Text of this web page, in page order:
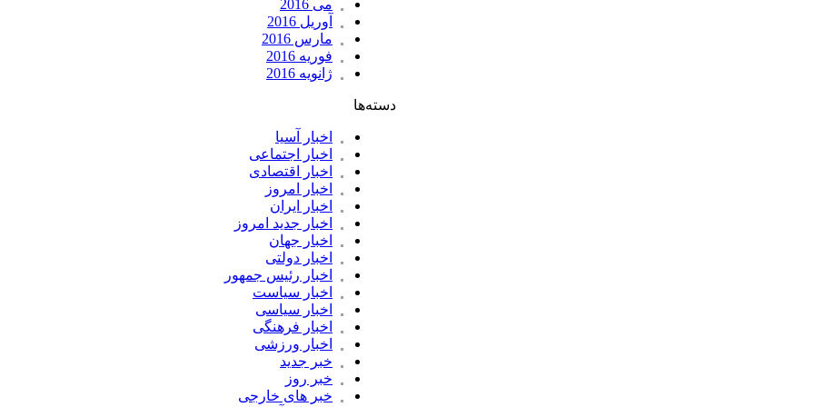
می 2016
آوریل 2016
مارس 2016
فوریه 2016
ژانویه 2016
دسته‌ها
اخبار آسیا
اخبار اجتماعی
اخبار اقتصادی
اخبار امروز
اخبار ایران
اخبار جدید امروز
اخبار جهان
اخبار دولتی
اخبار رئیس جمهور
اخبار سیاست
اخبار سیاسی
اخبار فرهنگی
اخبار ورزشی
خبر جدید
خبر روز
خبر های خارجی